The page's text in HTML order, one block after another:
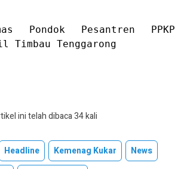
Pondok Pesantren PPKP
Timbau Tenggarong
ini telah dibaca 34 kali
Headline Kemenag Kukar
News